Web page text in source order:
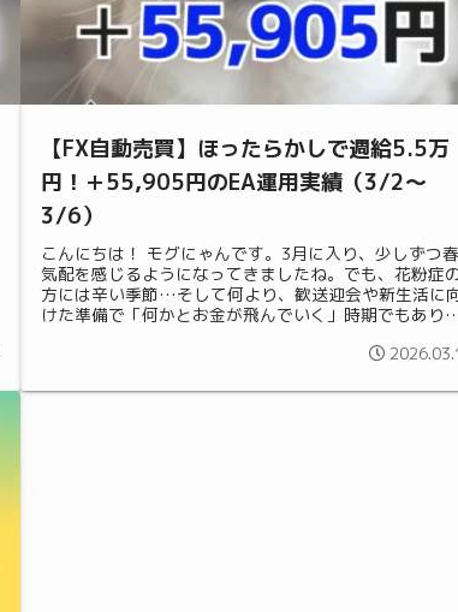
【FX自動売買】ほったらかしで週給5.5万
円！＋55,905円のEA運用実績（3/2〜
3/6）
こんにちは！ モグにゃんです。3月に入り、少しずつ
気配を感じるようになってきましたね。でも、花粉症
方には辛い季節…そして何より、歓送迎会や新生活に
けた準備で「何かとお金が飛んでいく」時期でもあり